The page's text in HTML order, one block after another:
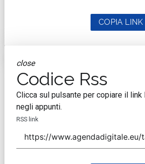
COPIA LINK
close
Codice Rss
Clicca sul pulsante per copiare il link
negli appunti.
RSS link